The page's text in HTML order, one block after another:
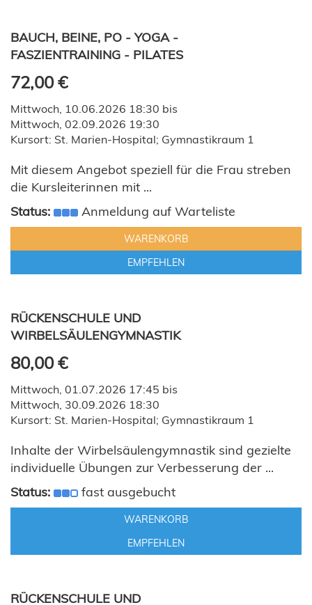
BAUCH, BEINE, PO - YOGA -
FASZIENTRAINING - PILATES
72,00 €
Mittwoch, 10.06.2026 18:30 bis
Mittwoch, 02.09.2026 19:30
Kursort: St. Marien-Hospital; Gymnastikraum 1
Mit diesem Angebot speziell für die Frau streben
die Kursleiterinnen mit ...
Status:
Anmeldung auf Warteliste
WARENKORB
EMPFEHLEN
RÜCKENSCHULE UND
WIRBELSÄULENGYMNASTIK
80,00 €
Mittwoch, 01.07.2026 17:45 bis
Mittwoch, 30.09.2026 18:30
Kursort: St. Marien-Hospital; Gymnastikraum 1
Inhalte der Wirbelsäulengymnastik sind gezielte
individuelle Übungen zur Verbesserung der ...
Status:
fast ausgebucht
WARENKORB
EMPFEHLEN
RÜCKENSCHULE UND